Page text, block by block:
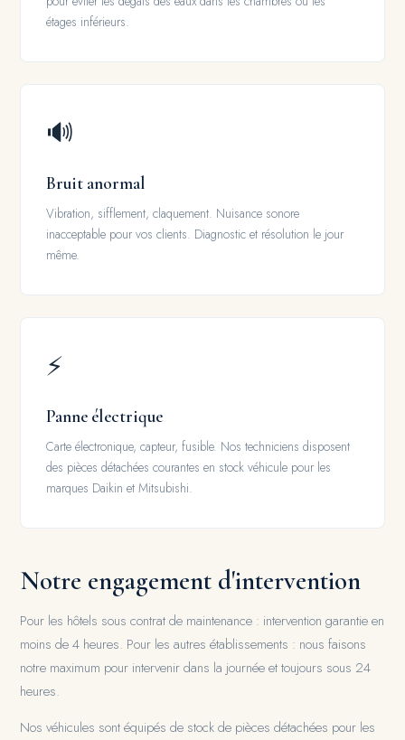
étages inférieurs.
🔊
Bruit anormal
Vibration, sifflement, claquement. Nuisance sonore
inacceptable pour vos clients. Diagnostic et résolution le jour
même.
⚡
Panne électrique
Carte électronique, capteur, fusible. Nos techniciens disposent
des pièces détachées courantes en stock véhicule pour les
marques Daikin et Mitsubishi.
Notre engagement d'intervention
Pour les hôtels sous contrat de maintenance : intervention garantie en
moins de 4 heures. Pour les autres établissements : nous faisons
notre maximum pour intervenir dans la journée et toujours sous 24
heures.
Nos véhicules sont équipés de stock de pièces détachées pour les